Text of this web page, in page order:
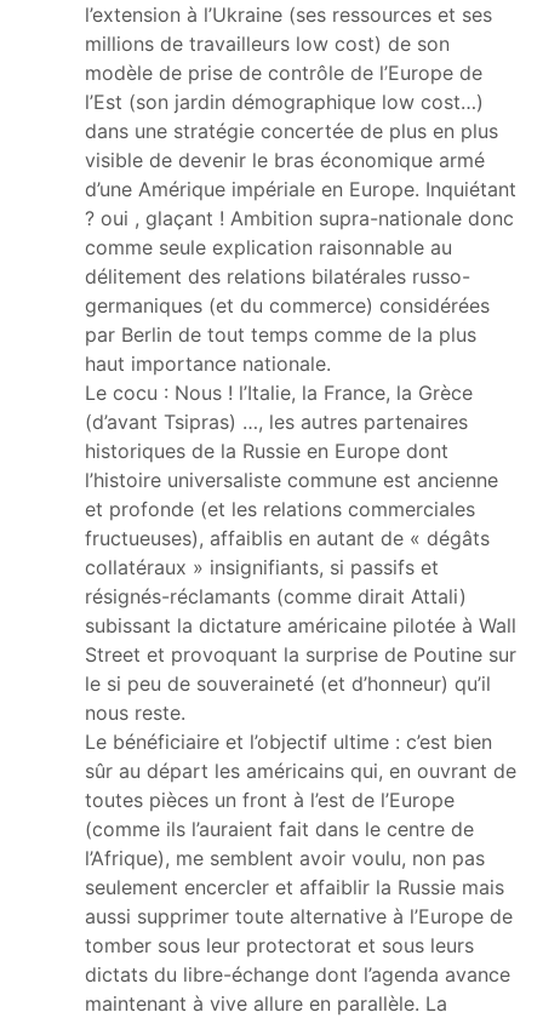
l’extension à l’Ukraine (ses ressources et ses
millions de travailleurs low cost) de son
modèle de prise de contrôle de l’Europe de
l’Est (son jardin démographique low cost…)
dans une stratégie concertée de plus en plus
visible de devenir le bras économique armé
d’une Amérique impériale en Europe. Inquiétant
? oui , glaçant ! Ambition supra-nationale donc
comme seule explication raisonnable au
délitement des relations bilatérales russo-
germaniques (et du commerce) considérées
par Berlin de tout temps comme de la plus
haut importance nationale.
Le cocu : Nous ! l’Italie, la France, la Grèce
(d’avant Tsipras) …, les autres partenaires
historiques de la Russie en Europe dont
l’histoire universaliste commune est ancienne
et profonde (et les relations commerciales
fructueuses), affaiblis en autant de « dégâts
collatéraux » insignifiants, si passifs et
résignés-réclamants (comme dirait Attali)
subissant la dictature américaine pilotée à Wall
Street et provoquant la surprise de Poutine sur
le si peu de souveraineté (et d’honneur) qu’il
nous reste.
Le bénéficiaire et l’objectif ultime : c’est bien
sûr au départ les américains qui, en ouvrant de
toutes pièces un front à l’est de l’Europe
(comme ils l’auraient fait dans le centre de
l’Afrique), me semblent avoir voulu, non pas
seulement encercler et affaiblir la Russie mais
aussi supprimer toute alternative à l’Europe de
tomber sous leur protectorat et sous leurs
dictats du libre-échange dont l’agenda avance
maintenant à vive allure en parallèle. La